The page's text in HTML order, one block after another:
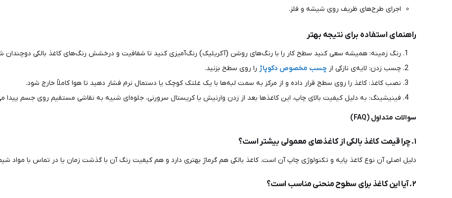
اجرای طرح‌های ظریف روی شیشه و فلز.
راهنمای استفاده برای نتیجه بهتر
رنگ زمینه: همیشه سعی کنید سطح کار را با رنگ‌های روشن (آکریلیک) رنگ‌آمیزی کنید تا شفافیت و درخشش رنگ‌های کاغذ بالکی دوچندان
چسب زدن: لایه‌ی نازکی از چسب مخصوص دکوپاژ را روی سطح بزنید.
نصب کاغذ: کاغذ را روی سطح قرار داده و از مرکز به سمت لبه‌ها با یک غلتک کوچک یا دستمال نرم فشار دهید تا هوا کاملاً خارج شود.
فینیشینگ: به دلیل کیفیت بالای چاپ، این کاغذها بعد از زدن وارنیش یا کریستال سرورنی، جلوه‌ای شبیه به نقاشی مستقیم روی جسم پیدا
سوالات متداول (FAQ)
۱. چرا قیمت کاغذ بالکی از کاغذهای معمولی بیشتر است؟
دلیل اصلی آن نوع کاغذ پایه و تکنولوژی چاپ آن است. کاغذ بالکی هم گرماژ بهتری دارد و هم کیفیت رنگ آن با گذشت زمان یا در تماس با مواد
۲. آیا این کاغذ برای سطوح منحنی مناسب است؟